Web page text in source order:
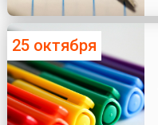
25 октября